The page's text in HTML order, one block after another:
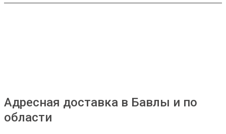
Адресная доставка в Бавлы и по
области